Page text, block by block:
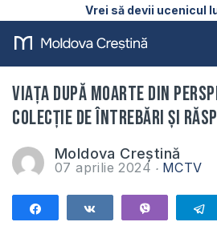
Vrei să devii ucenicul
Viața după moarte din
Colecție de întrebări și
Moldova Creștină
07 aprilie 2024 MCTV